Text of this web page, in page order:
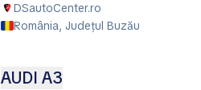
DSautoCenter.ro
România, Județul Buzău
AUDI A3